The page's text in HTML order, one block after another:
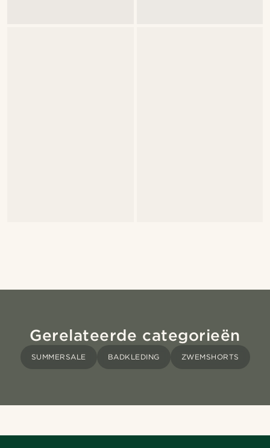
Gerelateerde categorieën
SUMMERSALE BADKLEDING ZWEMSHORTS